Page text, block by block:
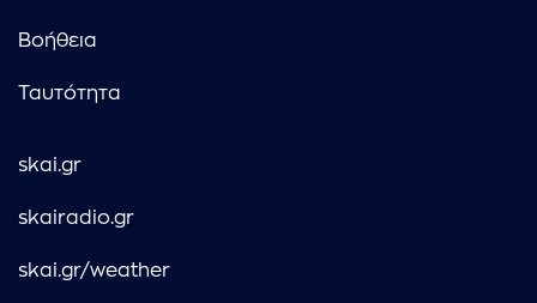
Βοήθεια
Ταυτότητα
skai.gr
skairadio.gr
skai.gr/weather